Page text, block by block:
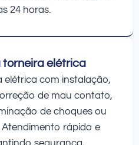
24 horas.
torneira elétrica
elétrica com instalação,
de mau contato,
de choques ou
Atendimento rápido e